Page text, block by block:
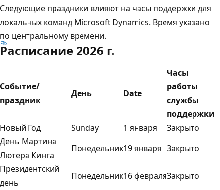
Следующие праздники влияют на часы поддержки для
локальных команд Microsoft Dynamics. Время указано
по центральному времени.
Расписание 2026 г.
Событие/
праздник
День Date
Часы
работы
службы
поддержки
Новый Год
Sunday 1 января
Закрыто
День Мартина
Лютера Кинга
Понедельник19 января Закрыто
Президентский
день
Понедельник16 февраляЗакрыто